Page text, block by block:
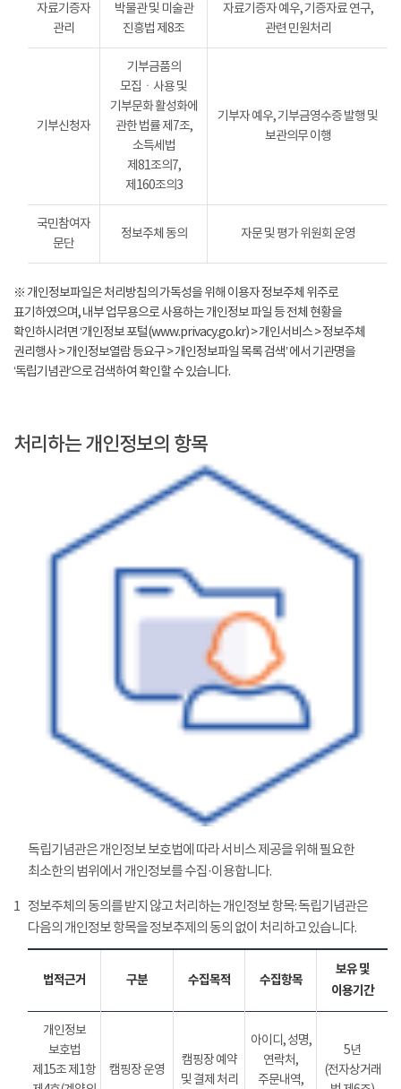
자료기증자
관리
박물관 및 미술관
진흥법 제8조
자료기증자 예우, 기증자료 연구,
관련 민원처리
기부신청자
기부금품의
모집ㆍ사용 및
기부문화 활성화에
관한 법률 제7조,
소득세법
제81조의7,
제160조의3
기부자 예우, 기부금영수증 발행 및
보관의무 이행
국민참여자
문단
정보주체 동의 자문 및 평가 위원회 운영
※ 개인정보파일은 처리방침의 가독성을 위해 이용자 정보주체 위주로
표기하였으며, 내부 업무용으로 사용하는 개인정보 파일 등 전체 현황을
확인하시려면 ‘개인정보 포털(www.privacy.go.kr) > 개인서비스 > 정보주체
권리행사 > 개인정보열람 등요구 > 개인정보파일 목록 검색’ 에서 기관명을
‘독립기념관’으로 검색하여 확인할 수 있습니다.
처리하는 개인정보의 항목
독립기념관은 개인정보 보호법에 따라 서비스 제공을 위해 필요한
최소한의 범위에서 개인정보를 수집·이용합니다.
1 정보주체의 동의를 받지 않고 처리하는 개인정보 항목: 독립기념관은
다음의 개인정보 항목을 정보추제의 동의 없이 처리하고 있습니다.
법적근거 구분 수집목적 수집항목
보유 및
이용기간
개인정보
보호법
제15조 제1항
캠핑장 운영
캠핑장 예약
및 결제 처리
아이디, 성명,
연락처,
주문내역,
5년
(전자상거래